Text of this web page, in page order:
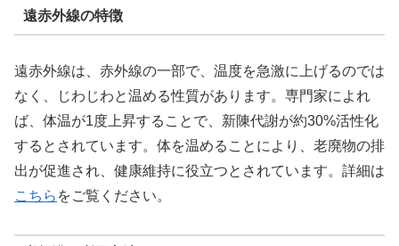
遠赤外線の特徴
遠赤外線は、赤外線の一部で、温度を急激に上げるのでは
なく、じわじわと温める性質があります。専門家によれ
ば、体温が1度上昇することで、新陳代謝が約30%活性化
するとされています。体を温めることにより、老廃物の排
出が促進され、健康維持に役立つとされています。詳細は
こちら をご覧ください。